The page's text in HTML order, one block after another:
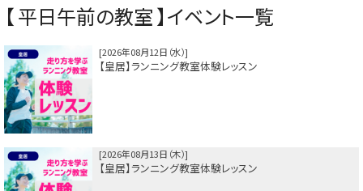
【 平日午前の教室 】イベント一覧
2026年08月12日（水）
【皇居】ランニング教室体験レッスン
2026年08月13日（木）
【皇居】ランニング教室体験レッスン